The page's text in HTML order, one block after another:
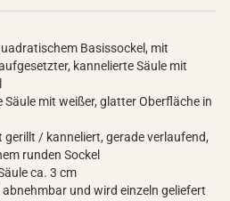
Basissockel, mit
kannelierte Säule mit
Säule mit weißer, glatter Oberfläche in
/ kanneliert, gerade verlaufend,
runden Sockel
ca. 3 cm
und wird einzeln geliefert